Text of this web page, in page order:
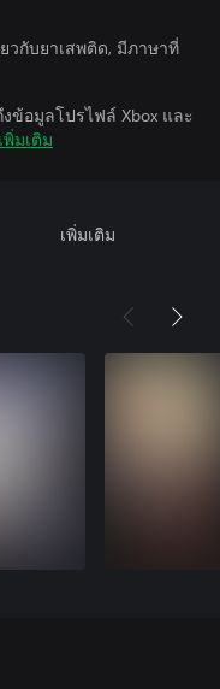
วกับยาเสพติด, มีภาษาที่
ข้อมูลโปรไฟล์ Xbox และ
พิ่มเติม
เพิ่มเติม